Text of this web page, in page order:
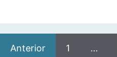
Anterior 1 …